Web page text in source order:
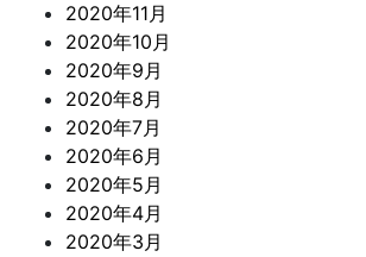
2020年11月
2020年10月
2020年9月
2020年8月
2020年7月
2020年6月
2020年5月
2020年4月
2020年3月